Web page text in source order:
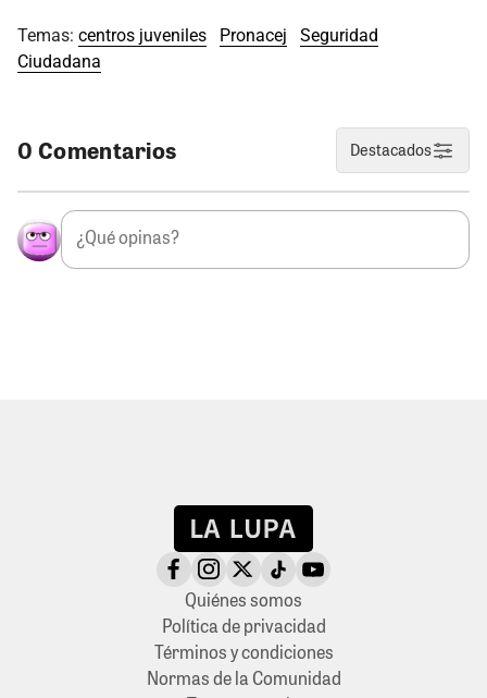
Temas: centros juveniles Pronacej
Seguridad
Ciudadana
0 Comentarios Destacados
Quiénes somos
Política de privacidad
Términos y condiciones
Normas de la Comunidad